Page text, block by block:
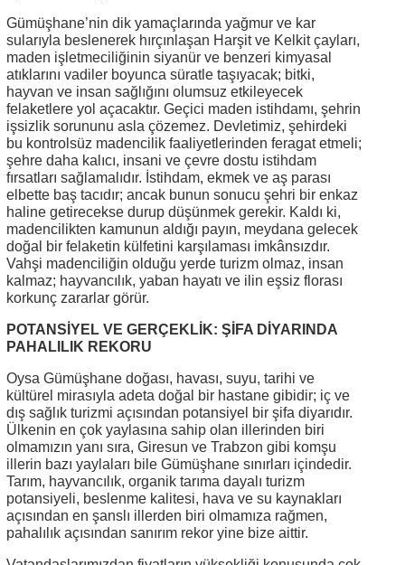
Gümüşhane’nin dik yamaçlarında yağmur ve kar
sularıyla beslenerek hırçınlaşan Harşit ve Kelkit çayları,
maden işletmeciliğinin siyanür ve benzeri kimyasal
atıklarını vadiler boyunca süratle taşıyacak; bitki,
hayvan ve insan sağlığını olumsuz etkileyecek
felaketlere yol açacaktır. Geçici maden istihdamı, şehrin
işsizlik sorununu asla çözemez. Devletimiz, şehirdeki
bu kontrolsüz madencilik faaliyetlerinden feragat etmeli;
şehre daha kalıcı, insani ve çevre dostu istihdam
fırsatları sağlamalıdır. İstihdam, ekmek ve aş parası
elbette baş tacıdır; ancak bunun sonucu şehri bir enkaz
haline getirecekse durup düşünmek gerekir. Kaldı ki,
madencilikten kamunun aldığı payın, meydana gelecek
doğal bir felaketin külfetini karşılaması imkânsızdır.
Vahşi madenciliğin olduğu yerde turizm olmaz, insan
kalmaz; hayvancılık, yaban hayatı ve ilin eşsiz florası
korkunç zararlar görür.
POTANSİYEL VE GERÇEKLİK: ŞİFA DİYARINDA
PAHALILIK REKORU
Oysa Gümüşhane doğası, havası, suyu, tarihi ve
kültürel mirasıyla adeta doğal bir hastane gibidir; iç ve
dış sağlık turizmi açısından potansiyel bir şifa diyarıdır.
Ülkenin en çok yaylasına sahip olan illerinden biri
olmamızın yanı sıra, Giresun ve Trabzon gibi komşu
illerin bazı yaylaları bile Gümüşhane sınırları içindedir.
Tarım, hayvancılık, organik tarıma dayalı turizm
potansiyeli, beslenme kalitesi, hava ve su kaynakları
açısından en şanslı illerden biri olmamıza rağmen,
pahalılık açısından sanırım rekor yine bize aittir.